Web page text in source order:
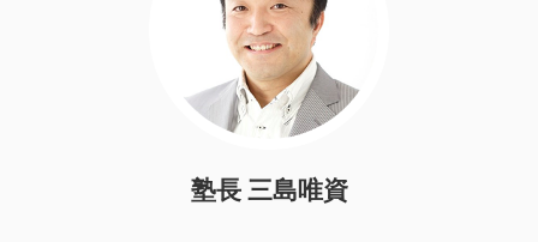
塾長 三島唯資